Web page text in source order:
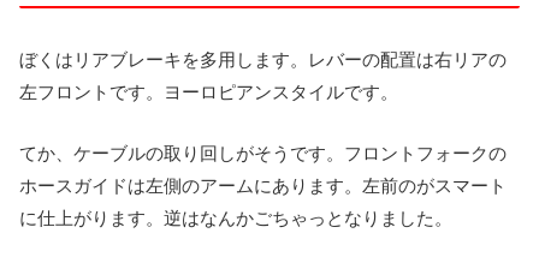
ぼくはリアブレーキを多用します。レバーの配置は右リアの
左フロントです。ヨーロピアンスタイルです。
てか、ケーブルの取り回しがそうです。フロントフォークの
ホースガイドは左側のアームにあります。左前のがスマート
に仕上がります。逆はなんかごちゃっとなりました。